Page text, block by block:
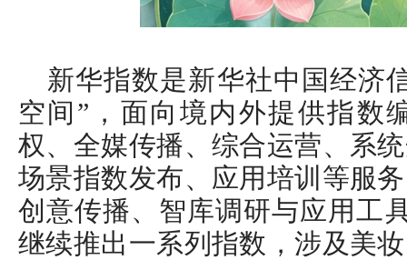
新华指数是新华社中国经济
空间”，面向境内外提供指数
权、全媒传播、综合运营、系
场景指数发布、应用培训等服
创意传播、智库调研与应用工
继续推出一系列指数，涉及美